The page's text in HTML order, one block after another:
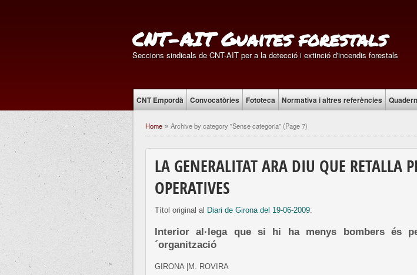
CNT-AIT Guaites forestals
Seccions sindicals de CNT-AIT per a la detecció i extinció d'incendis forestals
CNT Empordà Convocatòries Fototeca Normativa i altres referències
Home » Archive by category "Sense categoria" (Page 7)
LA GENERALITAT ARA DIU QUE RETALLA
OPERATIVES
Títol original al Diari de Girona del 19-06-2009:
Interior al·lega que si hi ha menys bombers és
´organització
GIRONA |M. ROVIRA